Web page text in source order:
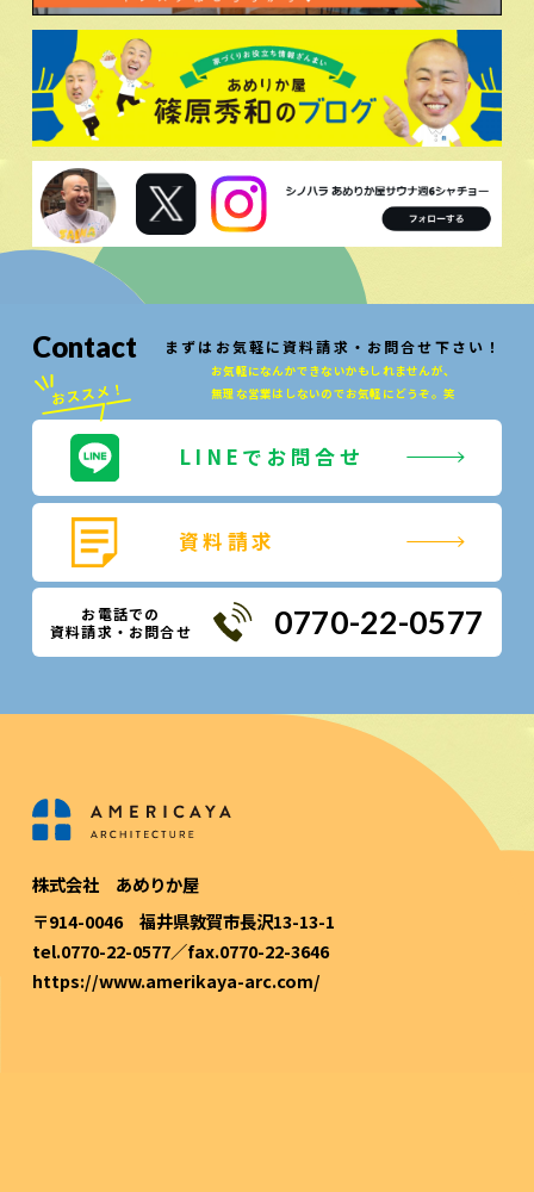
Contact まずはお気軽に資料請求・お問合せ下さい！
お気軽になんかできないかもしれませんが、
無理な営業はしないのでお気軽にどうぞ。笑
LINEでお問合せ
資料請求
お電話での
資料請求・お問合せ
0770-22-0577
株式会社 あめりか屋
〒914-0046 福井県敦賀市長沢13-13-1
tel.0770-22-0577／fax.0770-22-3646
https://www.amerikaya-arc.com/